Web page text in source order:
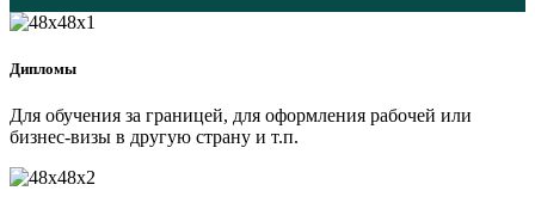
Дипломы
Для обучения за границей, для оформления рабочей или
бизнес-визы в другую страну и т.п.